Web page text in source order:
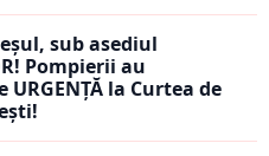
sub asediul
Pompierii au
la Curtea de